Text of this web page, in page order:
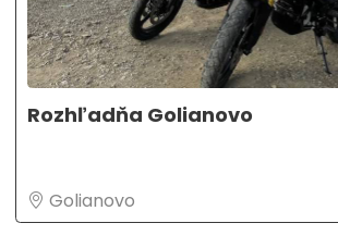
Rozhľadňa Golianovo
Golianovo